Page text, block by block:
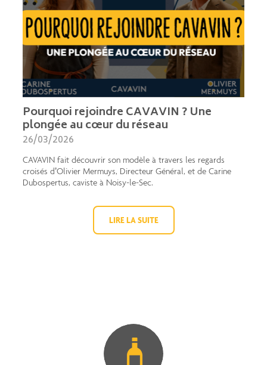
Pourquoi rejoindre CAVAVIN ? Une
plongée au cœur du réseau
26/03/2026
CAVAVIN fait découvrir son modèle à travers les regards
croisés d’Olivier Mermuys, Directeur Général, et de Carine
Dubospertus, caviste à Noisy-le-Sec.
LIRE LA SUITE